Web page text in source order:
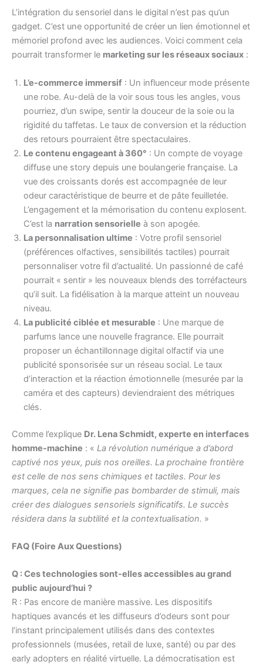
L’intégration du sensoriel dans le digital n’est pas qu’un
gadget. C’est une opportunité de créer un lien émotionnel et
mémoriel profond avec les audiences. Voici comment cela
pourrait transformer le marketing sur les réseaux sociaux :
L’e-commerce immersif : Un influenceur mode présente
une robe. Au-delà de la voir sous tous les angles, vous
pourriez, d’un swipe, sentir la douceur de la soie ou la
rigidité du taffetas. Le taux de conversion et la réduction
des retours pourraient être spectaculaires.
Le contenu engageant à 360° : Un compte de voyage
diffuse une story depuis une boulangerie française. La
vue des croissants dorés est accompagnée de leur
odeur caractéristique de beurre et de pâte feuilletée.
L’engagement et la mémorisation du contenu explosent.
C’est la narration sensorielle à son apogée.
La personnalisation ultime : Votre profil sensoriel
(préférences olfactives, sensibilités tactiles) pourrait
personnaliser votre fil d’actualité. Un passionné de café
pourrait « sentir » les nouveaux blends des torréfacteurs
qu’il suit. La fidélisation à la marque atteint un nouveau
niveau.
La publicité ciblée et mesurable : Une marque de
parfums lance une nouvelle fragrance. Elle pourrait
proposer un échantillonnage digital olfactif via une
publicité sponsorisée sur un réseau social. Le taux
d’interaction et la réaction émotionnelle (mesurée par la
caméra et des capteurs) deviendraient des métriques
clés.
Comme l’explique Dr. Lena Schmidt, experte en interfaces
homme-machine : « La révolution numérique a d’abord
captivé nos yeux, puis nos oreilles. La prochaine frontière
est celle de nos sens chimiques et tactiles. Pour les
marques, cela ne signifie pas bombarder de stimuli, mais
créer des dialogues sensoriels significatifs. Le succès
résidera dans la subtilité et la contextualisation. »
FAQ (Foire Aux Questions)
Q : Ces technologies sont-elles accessibles au grand
public aujourd’hui ?
R : Pas encore de manière massive. Les dispositifs
haptiques avancés et les diffuseurs d’odeurs sont pour
l’instant principalement utilisés dans des contextes
professionnels (musées, retail de luxe, santé) ou par des
early adopters en réalité virtuelle. La démocratisation est